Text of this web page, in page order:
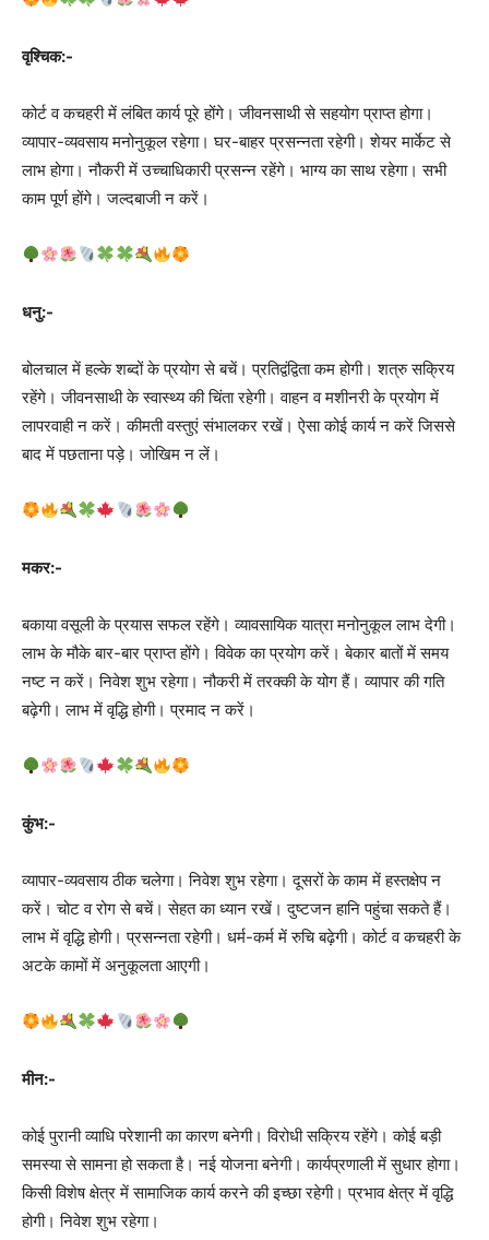
वृश्चिक:-
कोर्ट व कचहरी में लंबित कार्य पूरे होंगे। जीवनसाथी से सहयोग प्राप्त होगा।
व्यापार-व्यवसाय मनोनुकूल रहेगा। घर-बाहर प्रसन्नता रहेगी। शेयर मार्केट से
लाभ होगा। नौकरी में उच्चाधिकारी प्रसन्न रहेंगे। भाग्य का साथ रहेगा। सभी
काम पूर्ण होंगे। जल्दबाजी न करें।
धनु:-
बोलचाल में हल्के शब्दों के प्रयोग से बचें। प्रतिद्वंद्विता कम होगी। शत्रु सक्रिय
रहेंगे। जीवनसाथी के स्वास्थ्य की चिंता रहेगी। वाहन व मशीनरी के प्रयोग में
लापरवाही न करें। कीमती वस्तुएं संभालकर रखें। ऐसा कोई कार्य न करें जिससे
बाद में पछताना पड़े। जोखिम न लें।
मकर:-
बकाया वसूली के प्रयास सफल रहेंगे। व्यावसायिक यात्रा मनोनुकूल लाभ देगी।
लाभ के मौके बार-बार प्राप्त होंगे। विवेक का प्रयोग करें। बेकार बातों में समय
नष्ट न करें। निवेश शुभ रहेगा। नौकरी में तरक्की के योग हैं। व्यापार की गति
बढ़ेगी। लाभ में वृद्धि होगी। प्रमाद न करें।
कुंभ:-
व्यापार-व्यवसाय ठीक चलेगा। निवेश शुभ रहेगा। दूसरों के काम में हस्तक्षेप न
करें। चोट व रोग से बचें। सेहत का ध्यान रखें। दुष्टजन हानि पहुंचा सकते हैं।
लाभ में वृद्धि होगी। प्रसन्नता रहेगी। धर्म-कर्म में रुचि बढ़ेगी। कोर्ट व कचहरी के
अटके कामों में अनुकूलता आएगी।
मीन:-
कोई पुरानी व्याधि परेशानी का कारण बनेगी। विरोधी सक्रिय रहेंगे। कोई बड़ी
समस्या से सामना हो सकता है। नई योजना बनेगी। कार्यप्रणाली में सुधार होगा।
किसी विशेष क्षेत्र में सामाजिक कार्य करने की इच्छा रहेगी। प्रभाव क्षेत्र में वृद्धि
होगी। निवेश शुभ रहेगा।